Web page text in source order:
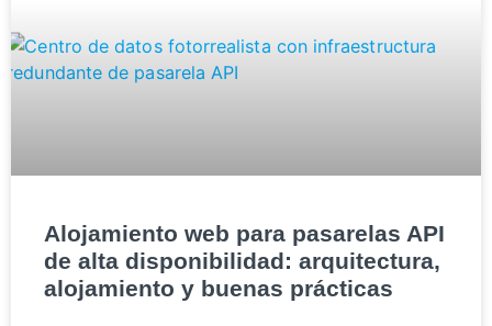
Alojamiento web para pasarelas API
de alta disponibilidad: arquitectura,
alojamiento y buenas prácticas